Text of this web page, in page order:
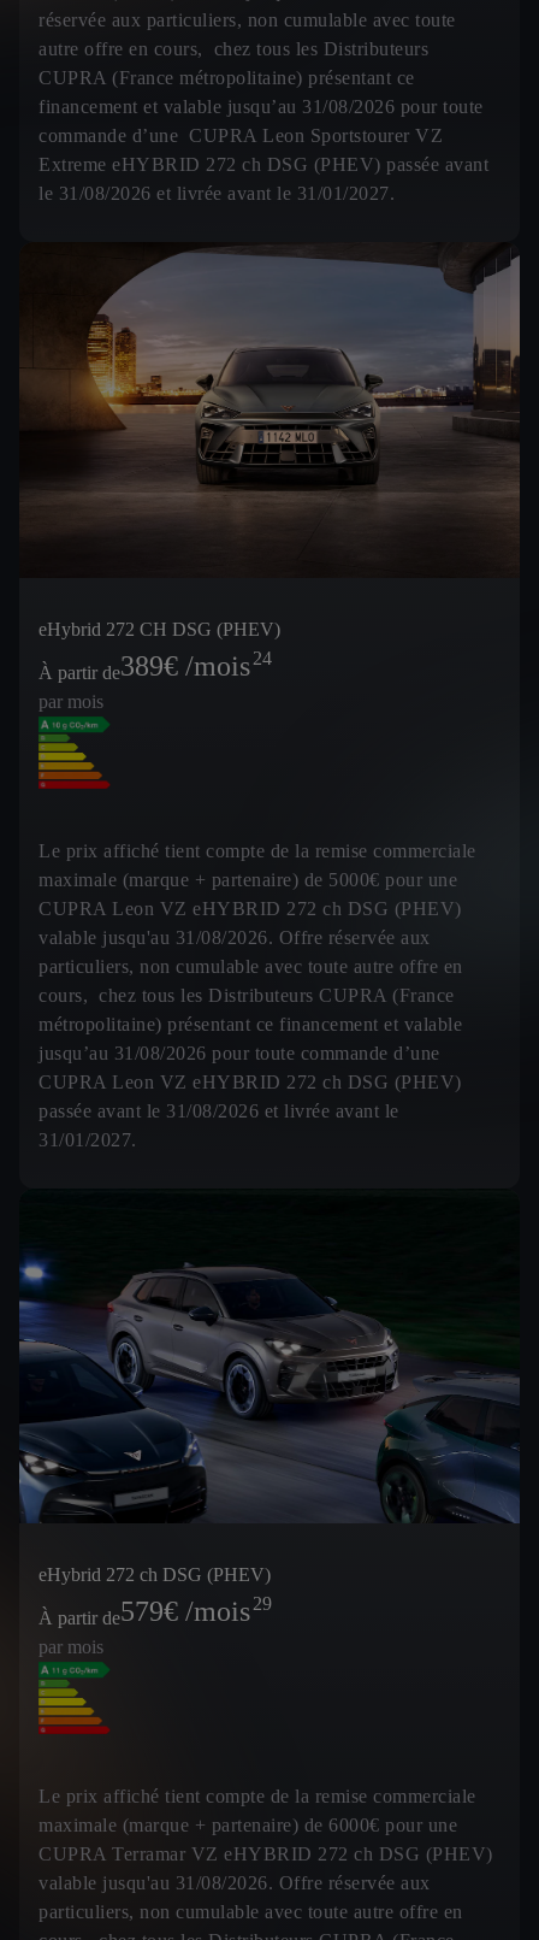
réservée aux particuliers, non cumulable avec toute
autre offre en cours, chez tous les Distributeurs
CUPRA (France métropolitaine) présentant ce
financement et valable jusqu’au 31/08/2026 pour toute
commande d’une CUPRA Leon Sportstourer VZ
Extreme eHYBRID 272 ch DSG (PHEV) passée avant
le 31/08/2026 et livrée avant le 31/01/2027.
eHybrid 272 CH DSG (PHEV)
À partir de389€ /mois24
par mois
Le prix affiché tient compte de la remise commerciale
maximale (marque + partenaire) de 5000€ pour une
CUPRA Leon VZ eHYBRID 272 ch DSG (PHEV)
valable jusqu'au 31/08/2026. Offre réservée aux
particuliers, non cumulable avec toute autre offre en
cours, chez tous les Distributeurs CUPRA (France
métropolitaine) présentant ce financement et valable
jusqu’au 31/08/2026 pour toute commande d’une
CUPRA Leon VZ eHYBRID 272 ch DSG (PHEV)
passée avant le 31/08/2026 et livrée avant le
31/01/2027.
eHybrid 272 ch DSG (PHEV)
À partir de579€ /mois29
par mois
Le prix affiché tient compte de la remise commerciale
maximale (marque + partenaire) de 6000€ pour une
CUPRA Terramar VZ eHYBRID 272 ch DSG (PHEV)
valable jusqu'au 31/08/2026. Offre réservée aux
particuliers, non cumulable avec toute autre offre en